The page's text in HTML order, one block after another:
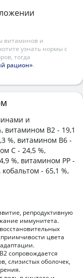
витаминов и
узнать нормы с
тогда
рацион».
и
витамином B2 - 19,1
%, витамином B6 -
C - 24,5 %,
%, витамином PP -
- 65,1 %,
репродуктивную
иммунитета.
цвета
сопровождается
слизистых оболочек,